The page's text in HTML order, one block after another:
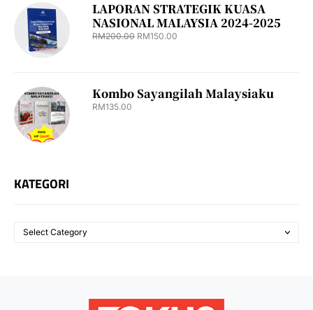
LAPORAN STRATEGIK KUASA
NASIONAL MALAYSIA 2024-2025
RM200.00 RM150.00
Kombo Sayangilah Malaysiaku
RM135.00
KATEGORI